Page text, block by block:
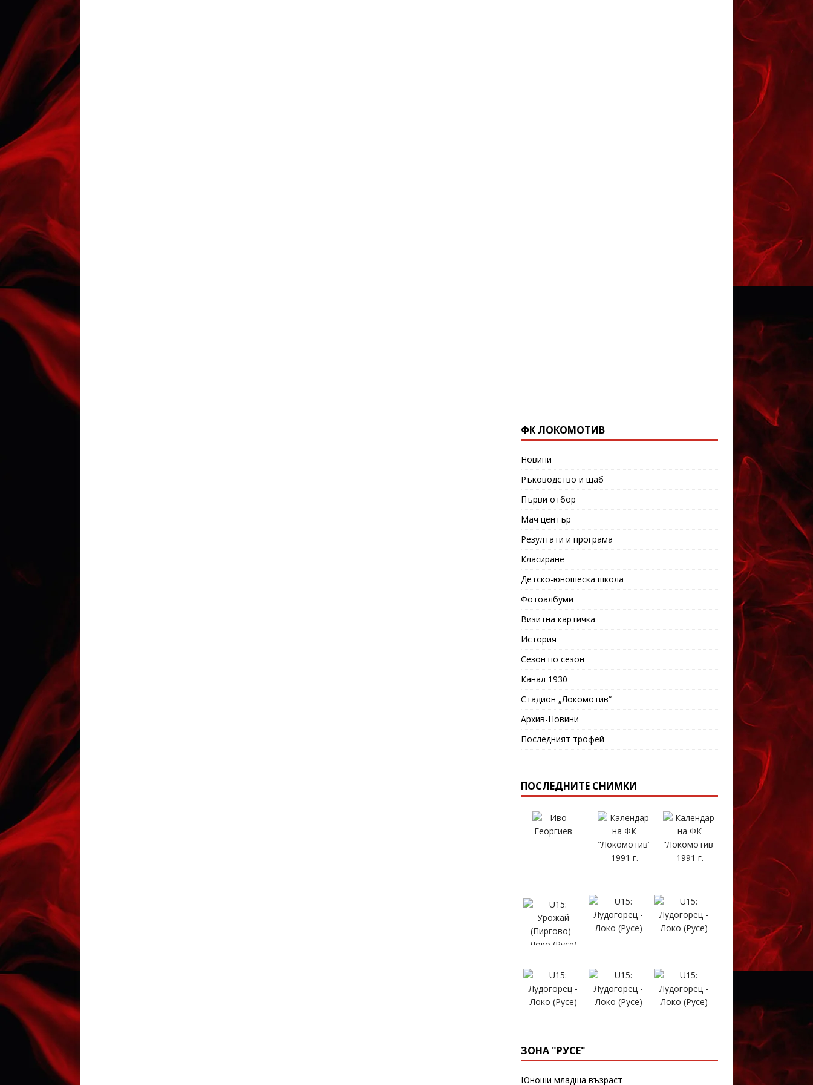
ФК ЛОКОМОТИВ
Новини
Ръководство и щаб
Първи отбор
Мач център
Резултати и програма
Класиране
Детско-юношеска школа
Фотоалбуми
Визитна картичка
История
Сезон по сезон
Канал 1930
Стадион „Локомотив“
Архив-Новини
Последният трофей
ПОСЛЕДНИТЕ СНИМКИ
ЗОНА "РУСЕ"
Юноши младша възраст